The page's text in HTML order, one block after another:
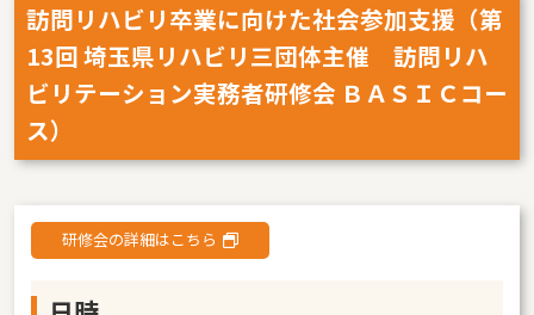
訪問リハビリ卒業に向けた社会参加支援（第
13回 埼玉県リハビリ三団体主催 訪問リハ
ビリテーション実務者研修会 ＢＡＳＩＣコー
ス）
研修会の詳細はこちら